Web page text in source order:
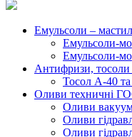
Емульсоли –
Емульсоли-
Емульсоли-
Антифризи, тосоли
Тосол А-40 та
Оливи техничні
Оливи
Оливи
Оливи